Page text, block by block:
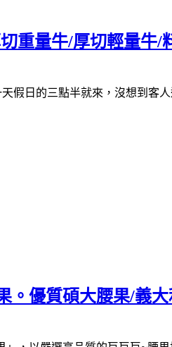
重量牛/厚切輕量牛
假日的三點半就來，沒想到客
。優質碩大腰果/義